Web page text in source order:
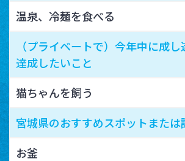
温泉、冷麺を食べる
（プライベートで）今年中に成
達成したいこと
猫ちゃんを飼う
宮城県のおすすめスポットまた
お釜